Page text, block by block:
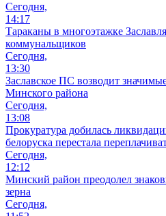
Сегодня,
14:17
Тараканы в многоэтажке
коммунальщиков
Сегодня,
13:30
Заславское ПС возводит
Минского района
Сегодня,
13:08
Прокуратура добилась
белоруска перестала
Сегодня,
12:12
Минский район преодолел
зерна
Сегодня,